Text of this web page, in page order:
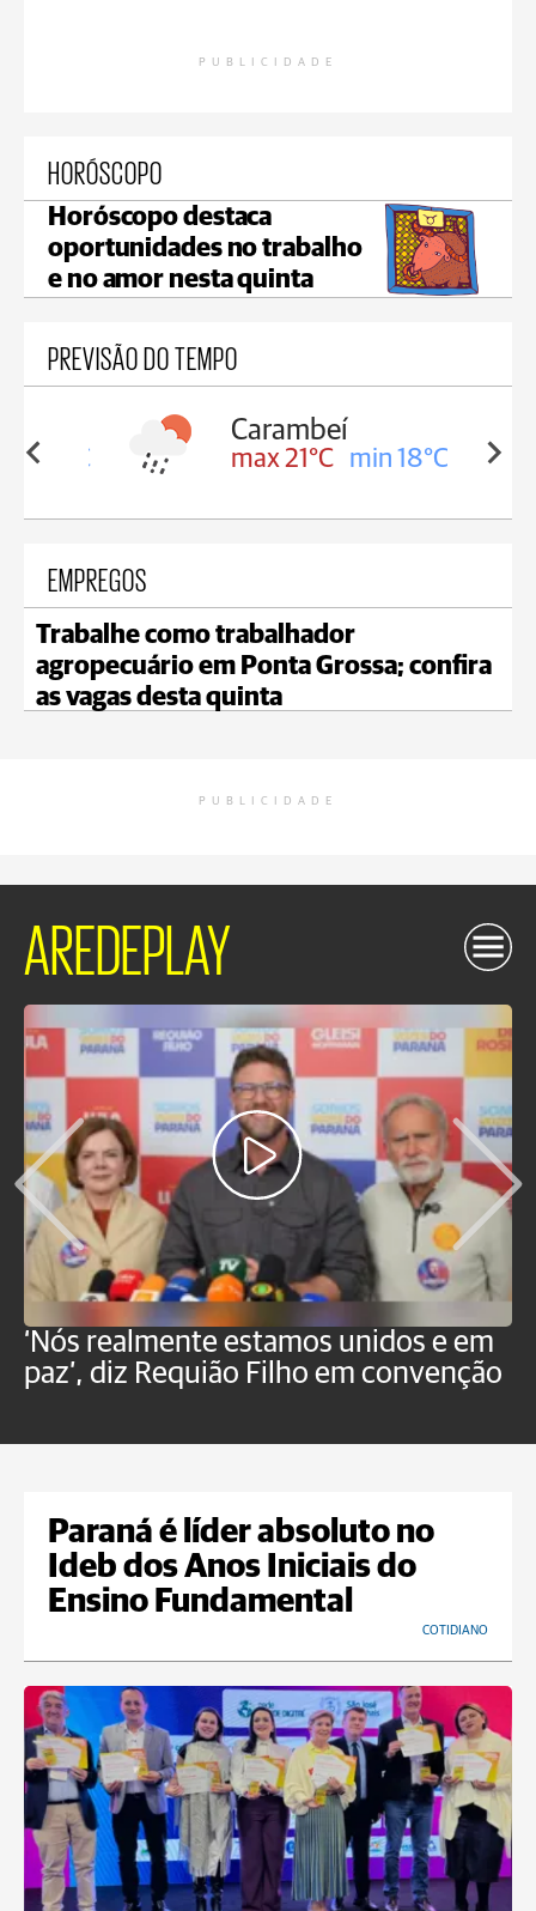
PUBLICIDADE
HORÓSCOPO
Horóscopo destaca
oportunidades no trabalho
e no amor nesta quinta
PREVISÃO DO TEMPO
18°C
Carambeí
max 21°C min 18°C
EMPREGOS
Trabalhe como trabalhador
agropecuário em Ponta Grossa; confira
as vagas desta quinta
PUBLICIDADE
AREDEPLAY
‘Nós realmente estamos unidos e em
paz’, diz Requião Filho em convenção
Paraná é líder absoluto no
Ideb dos Anos Iniciais do
Ensino Fundamental
COTIDIANO